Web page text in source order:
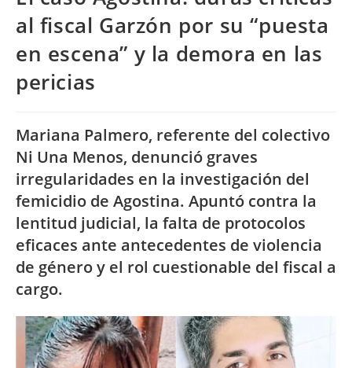
al fiscal Garzón por su “puesta
en escena” y la demora en las
pericias
Mariana Palmero, referente del colectivo
Ni Una Menos, denunció graves
irregularidades en la investigación del
femicidio de Agostina. Apuntó contra la
lentitud judicial, la falta de protocolos
eficaces ante antecedentes de violencia
de género y el rol cuestionable del fiscal a
cargo.